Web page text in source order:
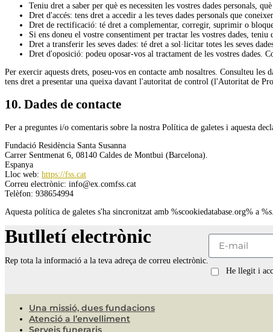
Teniu dret a saber per què es necessiten les vostres dades personals,
Dret d'accés: tens dret a accedir a les teves dades personals que
Dret de rectificació: té dret a complementar, corregir, suprimir o
Si ens doneu el vostre consentiment per tractar les vostres dades,
Dret a transferir les seves dades: té dret a sol·licitar totes les seves
Dret d'oposició: podeu oposar-vos al tractament de les vostres
Per exercir aquests drets, poseu-vos en contacte amb nosaltres. Consulteu
tens dret a presentar una queixa davant l'autoritat de control (l'Autoritat de
10. Dades de contacte
Per a preguntes i/o comentaris sobre la nostra Política de galetes i aquesta
Fundació Residència Santa Susanna
Carrer Sentmenat 6, 08140 Caldes de Montbui (Barcelona).
Espanya
Lloc web: https://fss.cat
Correu electrònic: info@ex.comfss.cat
Telèfon: 938654994
Aquesta política de galetes s'ha sincronitzat amb %scookiedatabase.org% a %s.
Butlletí electrònic
Rep tota la informació a la teva adreça de correu electrònic.
He llegit i
Una missió, dues fundacions
Atenció a l’envelliment
Serveis funeraris